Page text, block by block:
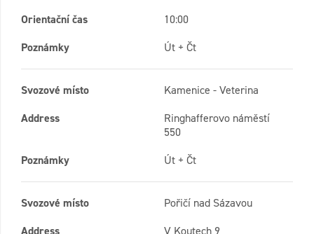
Orientační čas
10:00
Poznámky
Út + Čt
Svozové místo
Kamenice - Veterina
Address
Ringhafferovo náměstí
550
Poznámky
Út + Čt
Svozové místo
Pořičí nad Sázavou